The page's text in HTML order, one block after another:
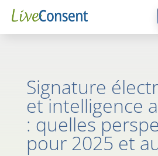
Signature
et intelligence
: quelles
pour 2025 et